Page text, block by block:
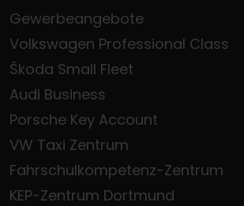
Gewerbeangebote
Volkswagen Professional Class
Škoda Small Fleet
Audi Business
Porsche Key Account
VW Taxi Zentrum
Fahrschulkompetenz-Zentrum
KEP-Zentrum Dortmund